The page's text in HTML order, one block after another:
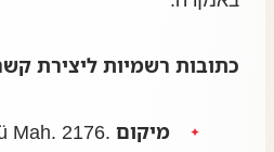
כתובות רשמיות ליצירת
מיקום Söğütözü: Mah. 2176.